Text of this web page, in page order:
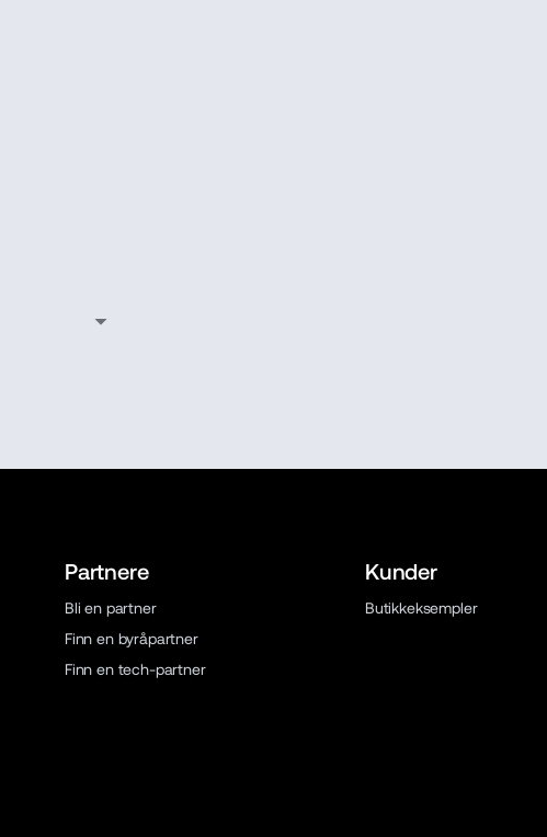
Partnere
Bli en partner
Finn en byråpartner
Finn en tech-partner
Kunder
Butikkeksempler